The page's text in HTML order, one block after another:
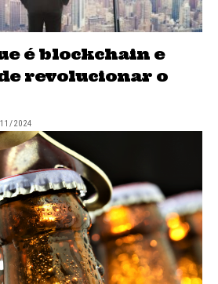
é blockchain e
revolucionar o
2024